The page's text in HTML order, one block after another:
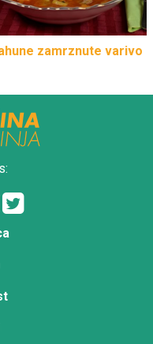
zamrznute varivo